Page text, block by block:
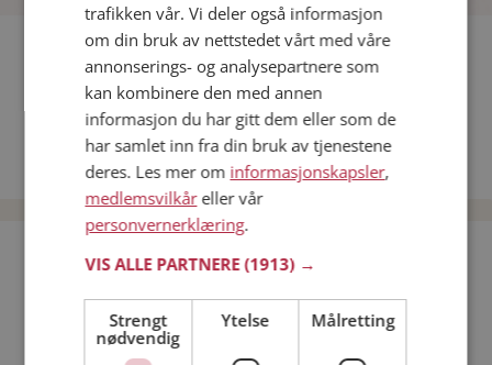
Fler single
Date menn i Norge
Date kvinner i Norge
Bli medlem gratis!
Jeg er en: Mann Kvinne
trafikken vår. Vi deler også informasjon
om din bruk av nettstedet vårt med våre
annonserings- og analysepartnere som
kan kombinere den med annen
informasjon du har gitt dem eller som de
har samlet inn fra din bruk av tjenestene
deres. Les mer om informasjonskapsler,
medlemsvilkåreller vår
personvernerklæring.
VIS ALLE PARTNERE(1913) →
Strengt
nødvendig
Ytelse Målretting